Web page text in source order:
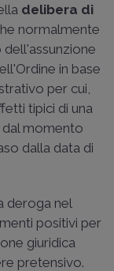
delibera di
normalmente
in base
per cui,
tipici di una
momento
dalla data di
deroga nel
positivi per
giuridica
pretensivo.